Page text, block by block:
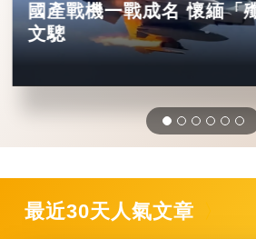
國產戰機一戰成名 懷緬「
文驄
最近30天人氣文章